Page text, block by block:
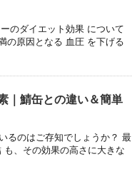
のダイエット効果 について
の原因となる 血圧 を下げる
｜鯖缶との違い＆簡単
るのはご存知でしょうか？ 最
、その効果の高さに大きな